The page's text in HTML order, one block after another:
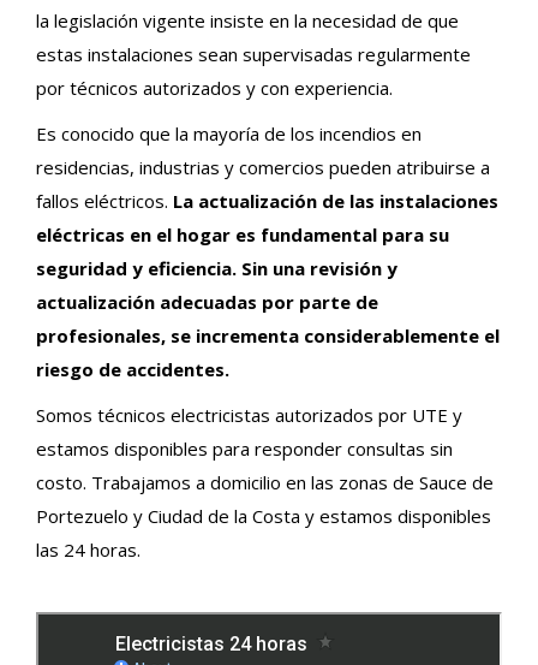
la legislación vigente insiste en la necesidad de que
estas instalaciones sean supervisadas regularmente
por técnicos autorizados y con experiencia.
Es conocido que la mayoría de los incendios en
residencias, industrias y comercios pueden atribuirse a
fallos eléctricos. La actualización de las instalaciones
eléctricas en el hogar es fundamental para su
seguridad y eficiencia. Sin una revisión y
actualización adecuadas por parte de
profesionales, se incrementa considerablemente el
riesgo de accidentes.
Somos técnicos electricistas autorizados por UTE y
estamos disponibles para responder consultas sin
costo. Trabajamos a domicilio en las zonas de Sauce de
Portezuelo y Ciudad de la Costa y estamos disponibles
las 24 horas.